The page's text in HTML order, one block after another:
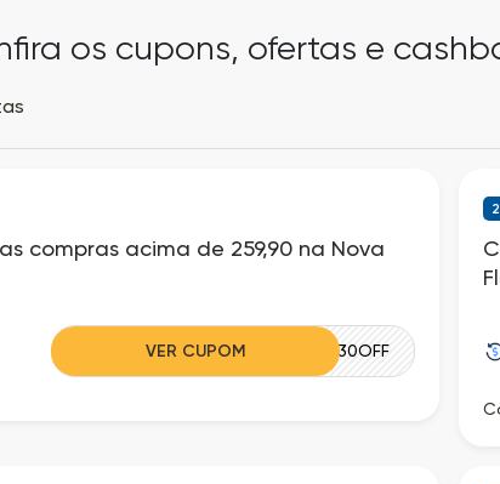
os cupons, ofertas e
compras acima de 259,90 na Nova
VER CUPOM RKT30OFF